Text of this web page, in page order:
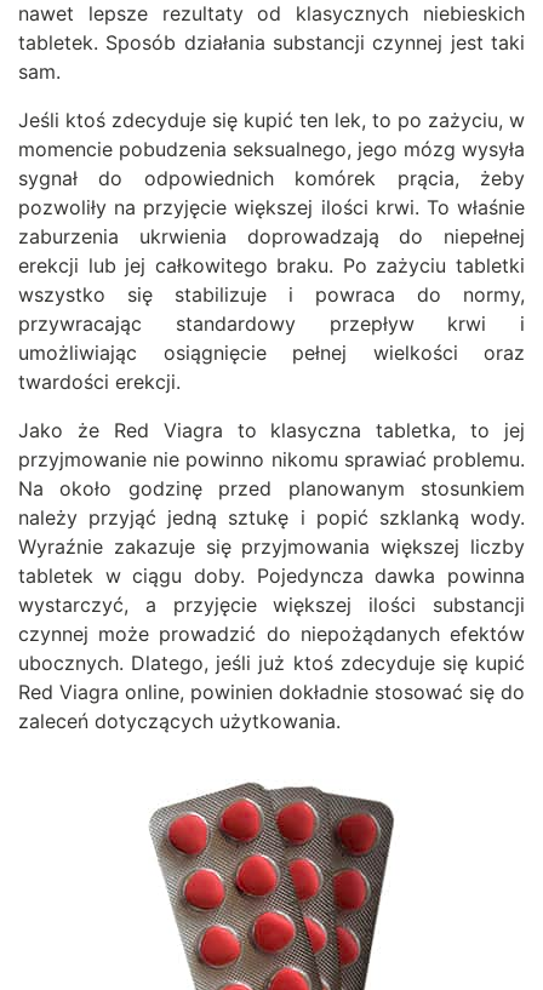
nawet lepsze rezultaty od klasycznych niebieskich
tabletek. Sposób działania substancji czynnej jest taki
sam.
Jeśli ktoś zdecyduje się kupić ten lek, to po zażyciu, w
momencie pobudzenia seksualnego, jego mózg wysyła
sygnał do odpowiednich komórek prącia, żeby
pozwoliły na przyjęcie większej ilości krwi. To właśnie
zaburzenia ukrwienia doprowadzają do niepełnej
erekcji lub jej całkowitego braku. Po zażyciu tabletki
wszystko się stabilizuje i powraca do normy,
przywracając standardowy przepływ krwi i
umożliwiając osiągnięcie pełnej wielkości oraz
twardości erekcji.
Jako że Red Viagra to klasyczna tabletka, to jej
przyjmowanie nie powinno nikomu sprawiać problemu.
Na około godzinę przed planowanym stosunkiem
należy przyjąć jedną sztukę i popić szklanką wody.
Wyraźnie zakazuje się przyjmowania większej liczby
tabletek w ciągu doby. Pojedyncza dawka powinna
wystarczyć, a przyjęcie większej ilości substancji
czynnej może prowadzić do niepożądanych efektów
ubocznych. Dlatego, jeśli już ktoś zdecyduje się kupić
Red Viagra online, powinien dokładnie stosować się do
zaleceń dotyczących użytkowania.